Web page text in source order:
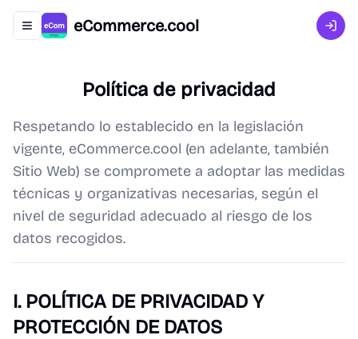
Abrir menú de navegación
eCommerce.cool
Política de privacidad
Respetando lo establecido en la legislación
vigente, eCommerce.cool (en adelante, también
Sitio Web) se compromete a adoptar las medidas
técnicas y organizativas necesarias, según el
nivel de seguridad adecuado al riesgo de los
datos recogidos.
I. POLÍTICA DE PRIVACIDAD Y
PROTECCIÓN DE DATOS